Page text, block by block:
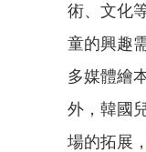
術、文化
童的興趣
多媒體繪
外，韓國
場的拓展